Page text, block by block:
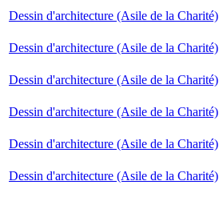
Dessin d'architecture (Asile de la Charité)
Dessin d'architecture (Asile de la Charité)
Dessin d'architecture (Asile de la Charité)
Dessin d'architecture (Asile de la Charité)
Dessin d'architecture (Asile de la Charité)
Dessin d'architecture (Asile de la Charité)